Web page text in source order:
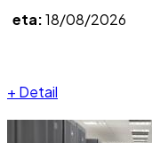
eta:18/08/2026
+ Detail